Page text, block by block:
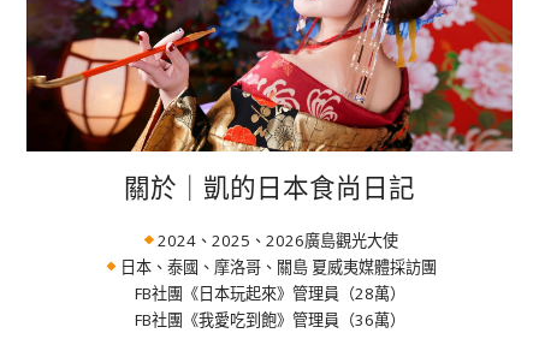
關於｜凱的日本食尚日記
2024、2025、2026廣島觀光大使
日本、泰國、摩洛哥、關島 夏威夷媒體採訪團
FB社團《日本玩起來》管理員（28萬）
FB社團《我愛吃到飽》管理員（36萬）